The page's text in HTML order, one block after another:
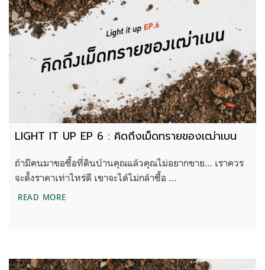
LIGHT IT UP EP 6 : คิดถึงเม็ดทรายของเฒ่าเบน
ถ้ามีคนมาขอซื้อที่ดินบ้านคุณแล้วคุณไม่อยากขาย… เราควร
จะตั้งราคาเท่าไหร่ดี เขาจะได้ไม่กล้าซื้อ …
READ MORELIGHT IT UP EP 6 : คิดถึงเม็ดทรายของเฒ่าเบน